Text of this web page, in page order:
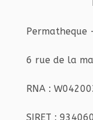
Permatheque
6 rue de la
RNA :
SIRET :